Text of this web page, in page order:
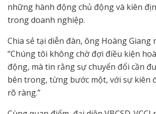
những hành động chủ động và kiên
trong doanh nghiệp.
Chia sẻ tại diễn đàn, ông Hoàng Giang
“Chúng tôi không chờ đợi điều kiện
động, mà tin rằng sự chuyển đổi cần
bên trong, từng bước một, với sự kiên
rõ ràng.”